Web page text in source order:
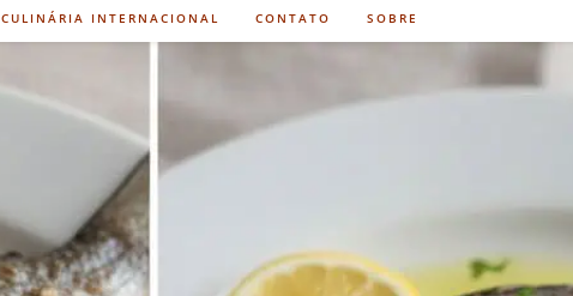
CULINÁRIA INTERNACIONAL CONTATO SOBRE